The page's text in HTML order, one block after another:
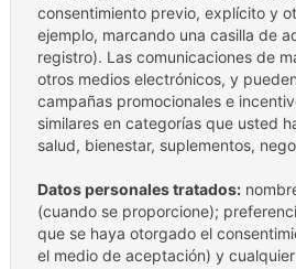
consentimiento previo, explícito y
ejemplo, marcando una casilla de
registro). Las comunicaciones de
otros medios electrónicos, y
campañas promocionales e
similares en categorías que usted
salud, bienestar, suplementos,
Datos personales tratados:
(cuando se proporcione);
que se haya otorgado el
el medio de aceptación) y